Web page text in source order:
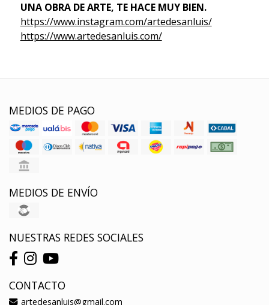
UNA OBRA DE ARTE, TE HACE MUY BIEN.
https://www.instagram.com/artedesanluis/
https://www.artedesanluis.com/
MEDIOS DE PAGO
MEDIOS DE ENVÍO
NUESTRAS REDES SOCIALES
CONTACTO
artedesanluis@gmail.com